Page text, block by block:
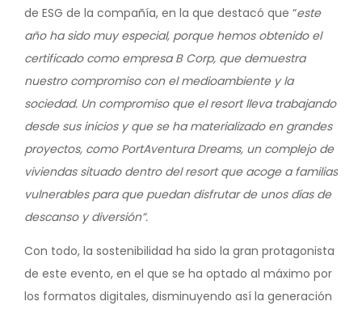
de ESG de la compañía, en la que destacó que “este
año ha sido muy especial, porque hemos obtenido el
certificado como empresa B Corp, que demuestra
nuestro compromiso con el medioambiente y la
sociedad. Un compromiso que el resort lleva trabajando
desde sus inicios y que se ha materializado en grandes
proyectos, como PortAventura Dreams, un complejo de
viviendas situado dentro del resort que acoge a familias
vulnerables para que puedan disfrutar de unos días de
descanso y diversión”.
Con todo, la sostenibilidad ha sido la gran protagonista
de este evento, en el que se ha optado al máximo por
los formatos digitales, disminuyendo así la generación